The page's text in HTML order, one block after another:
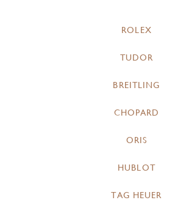
ROLEX
TUDOR
BREITLING
CHOPARD
ORIS
HUBLOT
TAG HEUER